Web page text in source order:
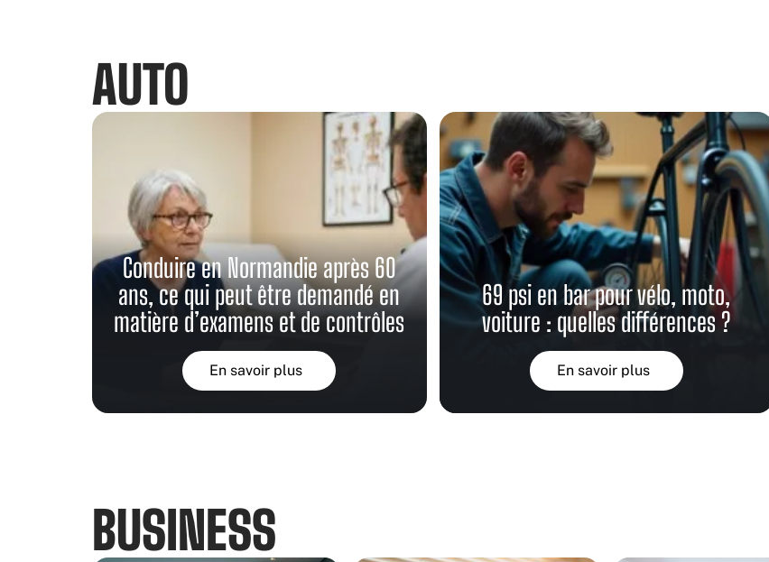
AUTO
Conduire en Normandie après 60
ans, ce qui peut être demandé en
matière d’examens et de contrôles
En savoir plus
69 psi en bar pour vélo, moto,
voiture : quelles différences ?
En savoir plus
BUSINESS